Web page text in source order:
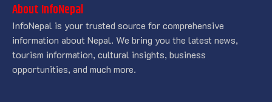
About InfoNepal
InfoNepal is your trusted source for comprehensive
information about Nepal. We bring you the latest news,
tourism information, cultural insights, business
opportunities, and much more.